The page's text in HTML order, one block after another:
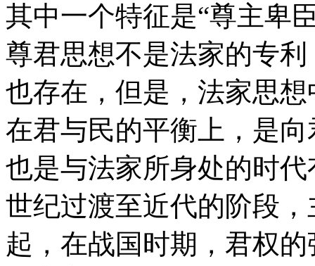
其中一个特征是“尊主卑
尊君思想不是法家的专
也存在，但是，法家思
在君与民的平衡上，是
也是与法家所身处的时
世纪过渡至近代的阶段
起，在战国时期，君权